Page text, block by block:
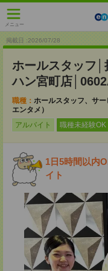
メニュー
掲載日 :2026/07/28
ホールスタッフ
ハン宮町店
職種： ホールスタッフ、サ
エンタメ）
アルバイト
職種未経験OK
1日5時間以内
イト